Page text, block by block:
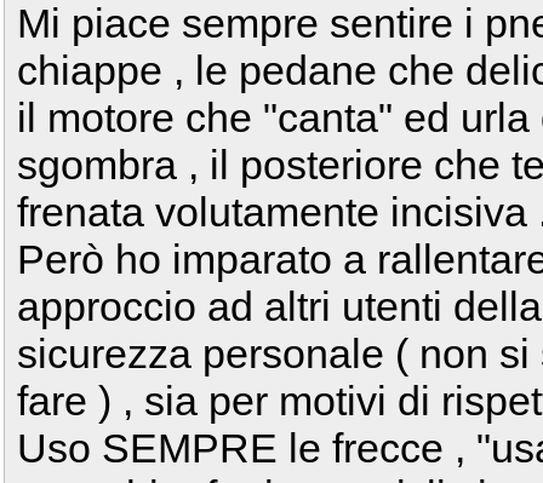
Mi piace sempre sentire i
chiappe , le pedane che
il motore che "canta" ed
sgombra , il posteriore che
frenata volutamente incisiva
Però ho imparato a
approccio ad altri utenti
sicurezza personale ( non
fare ) , sia per motivi di
Uso SEMPRE le frecce ,